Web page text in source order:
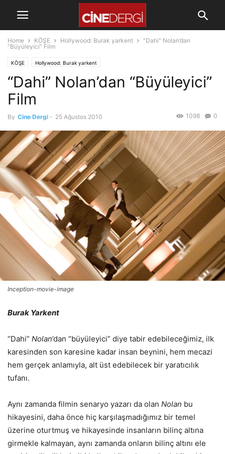
Home KÖŞE Hollywood: Burak yarkent
“Dahi” Nolan’dan
“Büyüleyici” Film
KÖŞE Hollywood: Burak yarkent
“Dahi” Nolan’dan “Büyüleyici”
Film
By Cine Dergi - 25 Ağustos 2010 0
1098
Inception-movie-image
Burak Yarkent
“Dahi” Nolan’dan “büyüleyici” diye tabir edebileceğimiz, ilk
karesinden son karesine kadar insan beynini, hem mecazi
hem gerçek anlamıyla, alt üst edebilecek bir yaratıcılık
tufanı.
Aynı zamanda filmin senaryo yazarı da olan Nolan bu
hikayesini, daha önce hiç karşılaşmadığımız bir temel
üzerine oturtmuş ve hikayesinde insanların bilinç altına
girmekle kalmayan, aynı zamanda onların bilinç altını ele